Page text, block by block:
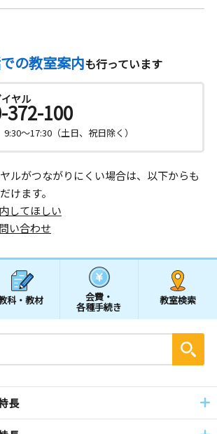
の教室案内も行っています
ヤル
372-100
9:30～17:30（土日、祝日除く）
ルがつながりにくい場合は、以下からも
けます。
してほしい
い合わせ
科・教材 会費・
各種手続き
教室検索
長